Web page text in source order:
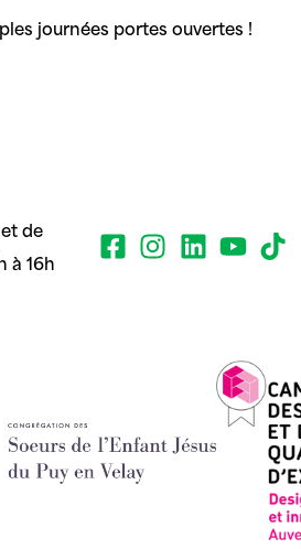
journées portes ouvertes !
de
à 16h